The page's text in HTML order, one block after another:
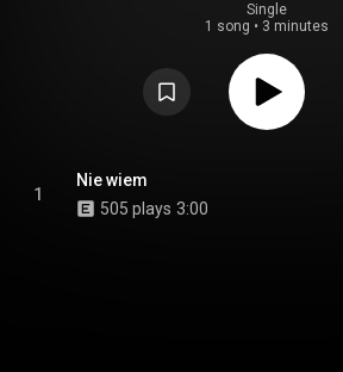
Single
1 song • 3 minutes
1
Nie wiem
505 plays 3:00